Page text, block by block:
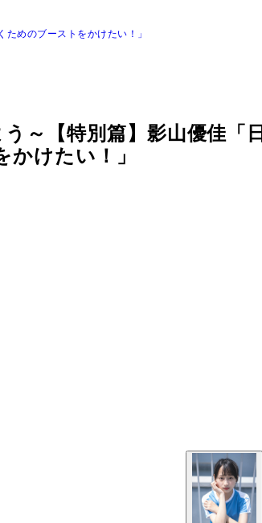
めのブーストをかけたい！」
～【特別篇】影山優佳「日
けたい！」